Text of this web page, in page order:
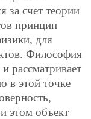
за счет теории
принцип
для
Философия
рассматривает
в этой точке
этом объект